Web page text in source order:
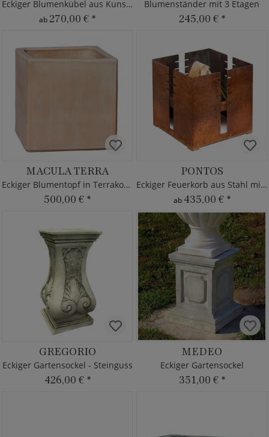
Eckiger Blumenkübel aus Kunststoff
ab270,00 € *
Blumenständer mit 3 Etagen
245,00 € *
MACULA TERRA
Eckiger Blumentopf in Terrakotta
500,00 € *
PONTOS
Eckiger Feuerkorb aus Stahl mit Grillrost - modern
ab 435,00 € *
GREGORIO
Eckiger Gartensockel - Steinguss
426,00 € *
MEDEO
Eckiger Gartensockel
351,00 € *